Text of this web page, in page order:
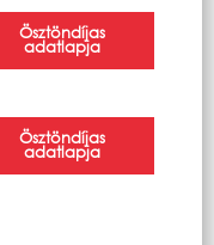
Ösztöndíjas
adatlapja
Ösztöndíjas
adatlapja